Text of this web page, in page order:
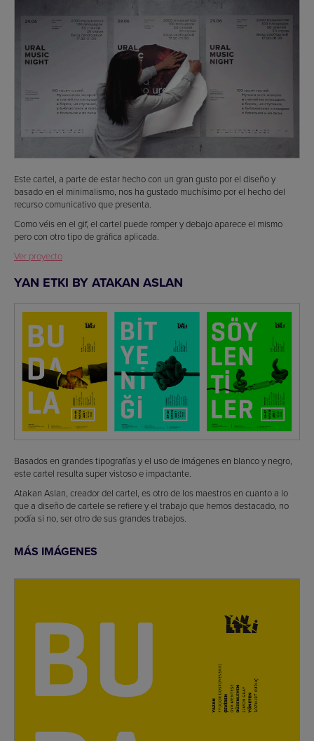
Este cartel, a parte de estar hecho con un gran gusto por el diseño y
basado en el minimalismo, nos ha gustado muchísimo por el hecho del
recurso comunicativo que presenta.
Como véis en el gif, el cartel puede romper y debajo aparece el mismo
pero con otro tipo de gráfica aplicada.
Ver proyecto
YAN ETKI BY ATAKAN ASLAN
Basados en grandes tipografías y el uso de imágenes en blanco y negro,
este cartel resulta super vistoso e impactante.
Atakan Aslan, creador del cartel, es otro de los maestros en cuanto a lo
que a diseño de cartele se refiere y el trabajo que hemos destacado, no
podía si no, ser otro de sus grandes trabajos.
MÁS IMÁGENES